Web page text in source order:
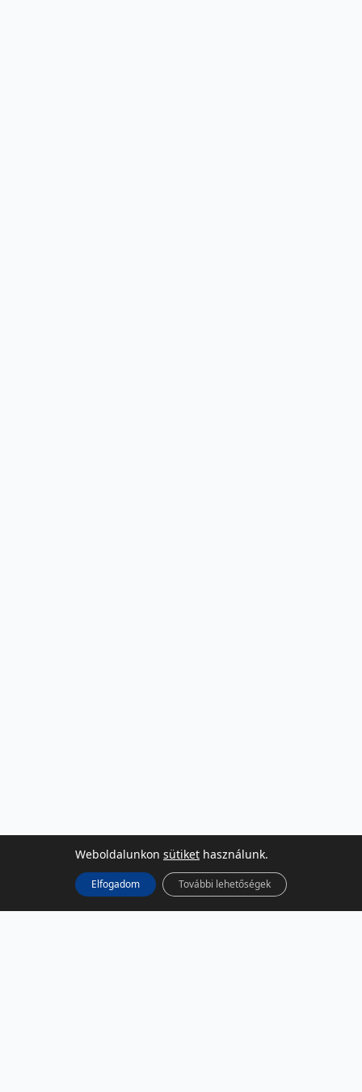
Weboldalunkon sütiket használunk.
Elfogadom További lehetőségek